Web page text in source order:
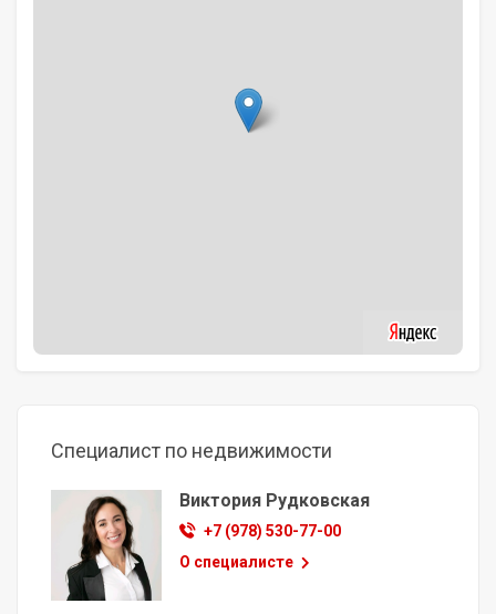
Специалист по недвижимости
Виктория Рудковская
+7 (978) 530-77-00
О специалисте